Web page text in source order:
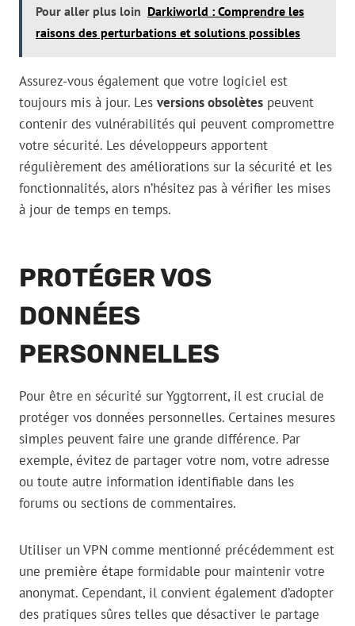
Pour aller plus loin Darkiworld : Comprendre les
raisons des perturbations et solutions possibles
Assurez-vous également que votre logiciel est
toujours mis à jour. Les versions obsolètes peuvent
contenir des vulnérabilités qui peuvent compromettre
votre sécurité. Les développeurs apportent
régulièrement des améliorations sur la sécurité et les
fonctionnalités, alors n’hésitez pas à vérifier les mises
à jour de temps en temps.
PROTÉGER VOS
DONNÉES
PERSONNELLES
Pour être en sécurité sur Yggtorrent, il est crucial de
protéger vos données personnelles. Certaines mesures
simples peuvent faire une grande différence. Par
exemple, évitez de partager votre nom, votre adresse
ou toute autre information identifiable dans les
forums ou sections de commentaires.
Utiliser un VPN comme mentionné précédemment est
une première étape formidable pour maintenir votre
anonymat. Cependant, il convient également d’adopter
des pratiques sûres telles que désactiver le partage